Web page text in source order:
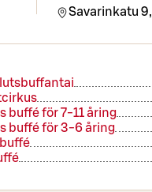
Savarinkatu 9,
buffé för 7-11 åring
buffé för 3-6 åring